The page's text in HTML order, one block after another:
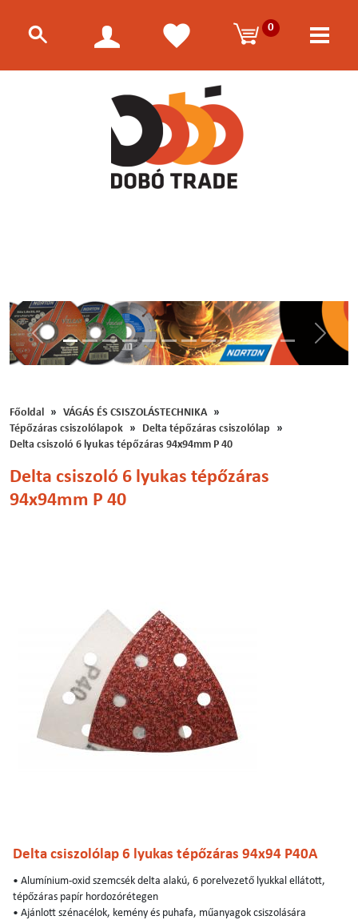
0
Előző
Főoldal
VÁGÁS ÉS CSISZOLÁSTECHNIKA
Tépőzáras csiszolólapok
Delta tépőzáras csiszolólap
Delta csiszoló 6 lyukas tépőzáras 94x94mm P 40
Delta csiszoló 6 lyukas tépőzáras
94x94mm P 40
Delta csiszolólap 6 lyukas tépőzáras 94x94 P40A
• Alumínium-oxid szemcsék delta alakú, 6 porelvezető lyukkal ellátott,
tépőzáras papír hordozórétegen
• Ajánlott szénacélok, kemény és puhafa, műanyagok csiszolására